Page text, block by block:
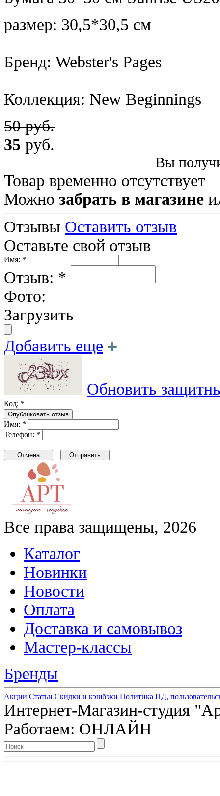
размер: 30,5*30,5 см
Бренд: Webster's Pages
Коллекция: New Beginnings
50 руб.
35 руб.
Вы
Товар временно отсутствует
Можно забрать в магазине
Отзывы Оставить отзыв
Оставьте свой отзыв
Имя: *
Отзыв: *
Фото:
Загрузить
Добавить еще
Обновить
Код: *
Имя: *
Телефон: *
Все права защищены, 2026
Каталог
Новинки
Новости
Оплата
Доставка и самовывоз
Мастер-классы
Бренды
Акции Статьи Скидки и кэшбэки Политика ПД,
Интернет-Магазин-студия
Работаем: ОНЛАЙН